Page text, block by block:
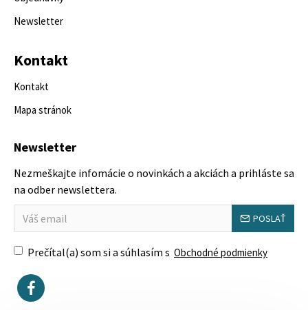
Newsletter
Kontakt
Kontakt
Mapa stránok
Newsletter
Nezmeškajte infomácie o novinkách a akciách a prihláste sa
na odber newslettera.
POSLAŤ
Prečítal(a) som si a súhlasím s Obchodné podmienky